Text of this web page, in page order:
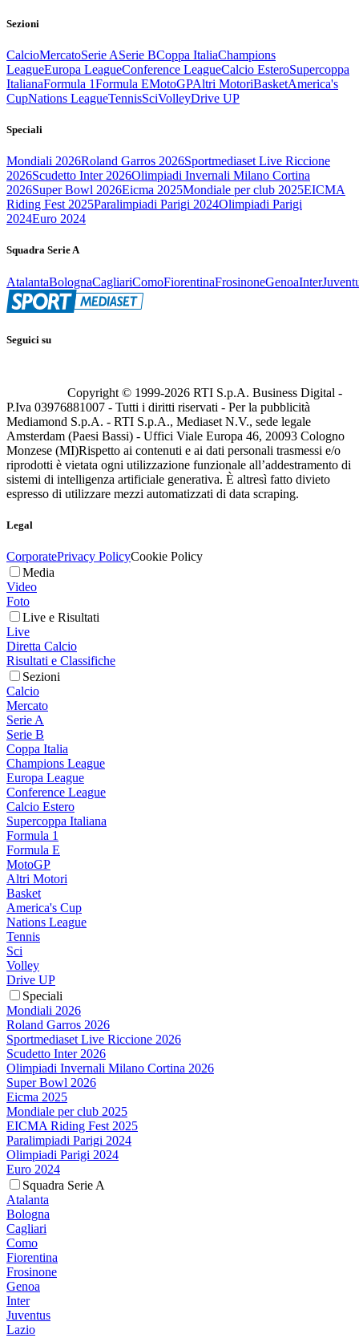
Sezioni
CalcioMercatoSerie ASerie BCoppa ItaliaChampions
LeagueEuropa LeagueConference LeagueCalcio EsteroSupercoppa
ItalianaFormula 1Formula EMotoGPAltri MotoriBasketAmerica's
CupNations LeagueTennisSciVolleyDrive UP
Speciali
Mondiali 2026Roland Garros 2026Sportmediaset Live Riccione
2026Scudetto Inter 2026Olimpiadi Invernali Milano Cortina
2026Super Bowl 2026Eicma 2025Mondiale per club 2025EICMA
Riding Fest 2025Paralimpiadi Parigi 2024Olimpiadi Parigi
2024Euro 2024
Squadra Serie A
AtalantaBolognaCagliariComoFiorentinaFrosinoneGenoaInter
Seguici su
Copyright © 1999-2026 RTI S.p.A. Business Digital -
P.Iva 03976881007 - Tutti i diritti riservati - Per la pubblicità
Mediamond S.p.A. - RTI S.p.A., Mediaset N.V., sede legale
Amsterdam (Paesi Bassi) - Uffici Viale Europa 46, 20093 Cologno
Monzese (MI)Rispetto ai contenuti e ai dati personali trasmessi e/o
riprodotti è vietata ogni utilizzazione funzionale all’addestramento di
sistemi di intelligenza artificiale generativa. È altresì fatto divieto
espresso di utilizzare mezzi automatizzati di data scraping.
Legal
CorporatePrivacy PolicyCookie Policy
Media
Video
Foto
Live e Risultati
Live
Diretta Calcio
Risultati e Classifiche
Sezioni
Calcio
Mercato
Serie A
Serie B
Coppa Italia
Champions League
Europa League
Conference League
Calcio Estero
Supercoppa Italiana
Formula 1
Formula E
MotoGP
Altri Motori
Basket
America's Cup
Nations League
Tennis
Sci
Volley
Drive UP
Speciali
Mondiali 2026
Roland Garros 2026
Sportmediaset Live Riccione 2026
Scudetto Inter 2026
Olimpiadi Invernali Milano Cortina 2026
Super Bowl 2026
Eicma 2025
Mondiale per club 2025
EICMA Riding Fest 2025
Paralimpiadi Parigi 2024
Olimpiadi Parigi 2024
Euro 2024
Squadra Serie A
Atalanta
Bologna
Cagliari
Como
Fiorentina
Frosinone
Genoa
Inter
Juventus
Lazio